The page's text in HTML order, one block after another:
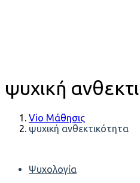
ψυχική
Vio Μάθησις
ψυχική ανθεκτικότητα
Ψυχολογία